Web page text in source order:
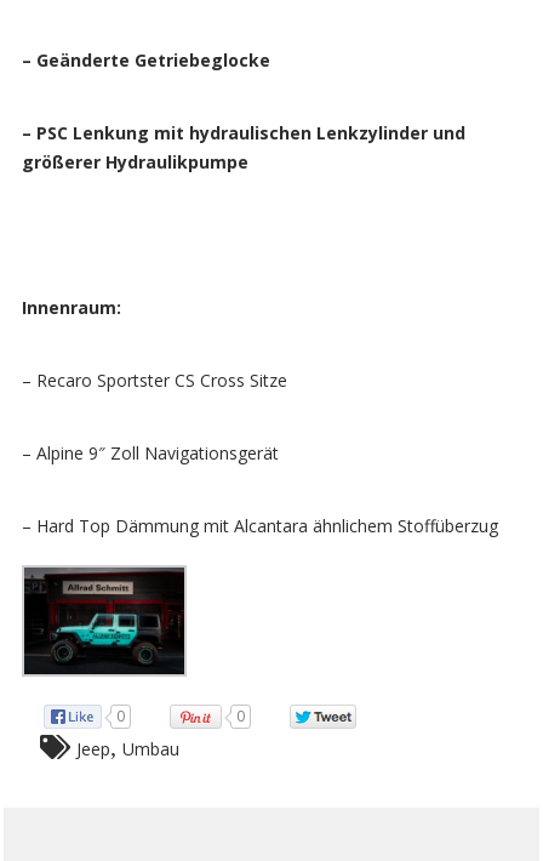
– Geänderte Getriebeglocke
– PSC Lenkung mit hydraulischen Lenkzylinder und
größerer Hydraulikpumpe
Innenraum:
– Recaro Sportster CS Cross Sitze
– Alpine 9″ Zoll Navigationsgerät
– Hard Top Dämmung mit Alcantara ähnlichem Stoffüberzug
0 0
Jeep, Umbau